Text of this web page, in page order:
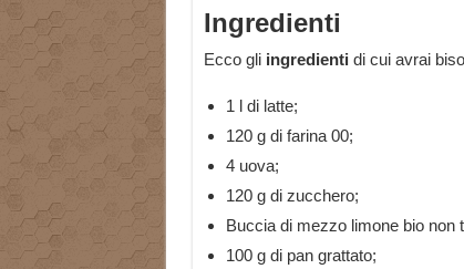
Ingredienti
Ecco gli ingredienti di cui avrai
1 l di latte;
120 g di farina 00;
4 uova;
120 g di zucchero;
Buccia di mezzo limone bio non
100 g di pan grattato;